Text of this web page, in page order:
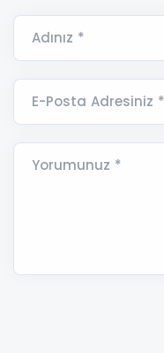
Adınız *
E-Posta Adresiniz *
Yorumunuz *